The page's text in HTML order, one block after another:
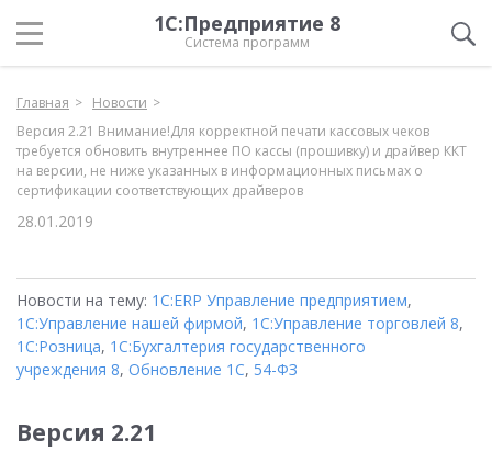
1С:Предприятие 8
Система программ
Главная
Новости
Версия 2.21 Внимание!Для корректной печати кассовых чеков
требуется обновить внутреннее ПО кассы (прошивку) и драйвер ККТ
на версии, не ниже указанных в информационных письмах о
сертификации соответствующих драйверов
28.01.2019
Новости на тему: 1С:ERP Управление предприятием,
1С:Управление нашей фирмой, 1С:Управление торговлей 8,
1С:Розница, 1С:Бухгалтерия государственного
учреждения 8, Обновление 1С, 54-ФЗ
Версия 2.21